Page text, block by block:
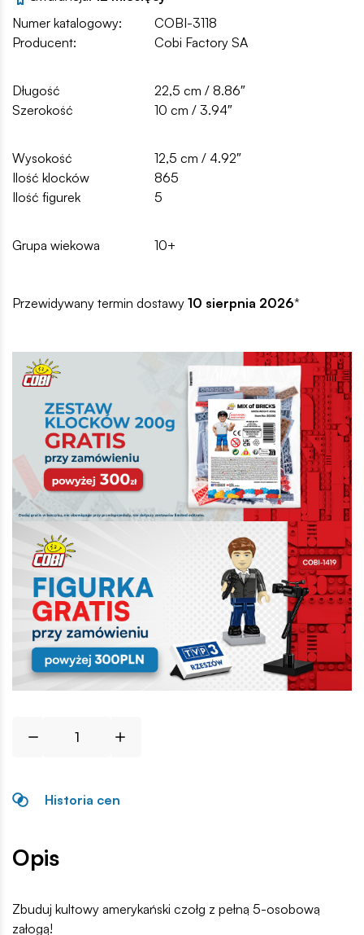
Numer katalogowy:
COBI-3118
Producent:
Cobi Factory SA
Długość
22,5 cm / 8.86″
Szerokość
10 cm / 3.94″
Wysokość
12,5 cm / 4.92″
Ilość klocków
865
Ilość figurek
5
Grupa wiekowa 10+
Przewidywany termin dostawy 10 sierpnia 2026*
Historia cen
Opis
Zbuduj kultowy amerykański czołg z pełną 5-osobową
załogą!